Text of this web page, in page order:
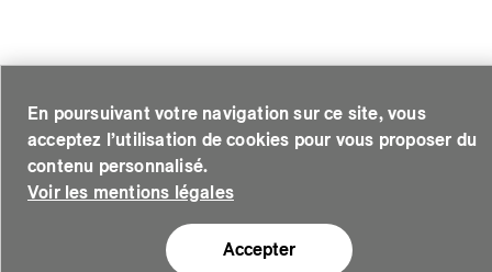
Accepter
En poursuivant votre navigation sur ce site, vous
acceptez l’utilisation de cookies pour vous proposer du
contenu personnalisé.
Voir les mentions légales
Ou si vous souhaitez quand même continuer, cliquez sur le
lien ci-dessous.
Ne plus demander
,se rendre à la page de connexion